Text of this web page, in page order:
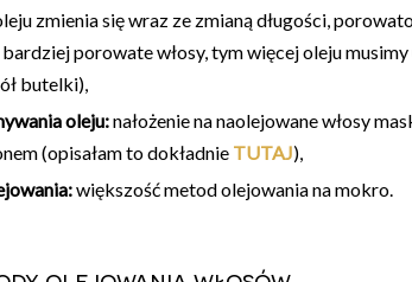
zmienia się wraz ze zmianą długości,
bardziej porowate włosy, tym więcej oleju
butelki),
oleju:nałożenie na naolejowane włosy
(opisałam to dokładnie TUTAJ),
większość metod olejowania na mokro.